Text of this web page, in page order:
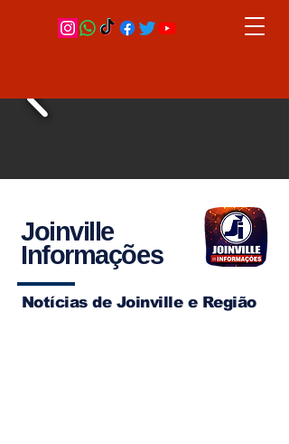
Joinville
Informações
Notícias de Joinville e Região